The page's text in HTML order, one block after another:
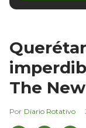
The
Diario Rotativo